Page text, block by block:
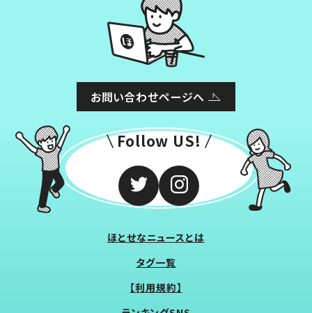
お問い合わせページへ
Follow US!
ほとせなニュースとは
タグ一覧
【利用規約】